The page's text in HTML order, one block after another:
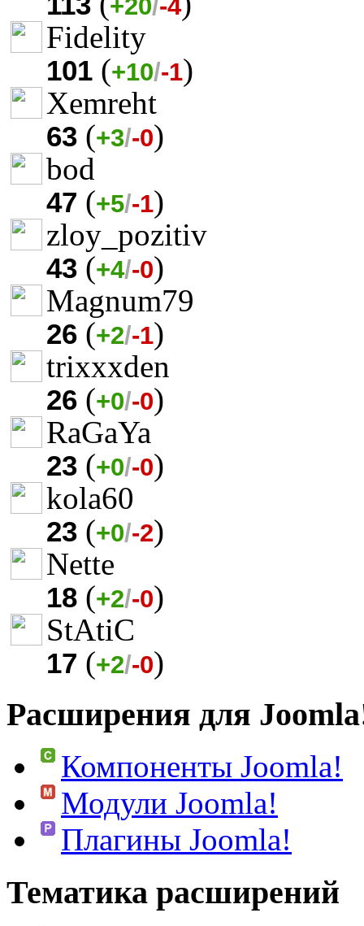
+20/-4
Fidelity
101 (+10/-1)
Xemreht
63 (+3/-0)
bod
47 (+5/-1)
zloy_pozitiv
43 (+4/-0)
Magnum79
26 (+2/-1)
trixxxden
26 (+0/-0)
RaGaYa
23 (+0/-0)
kola60
23 (+0/-2)
Nette
18 (+2/-0)
StAtiC
17 (+2/-0)
Расширения для
Компоненты Joomla!
Модули Joomla!
Плагины Joomla!
Тематика расширений